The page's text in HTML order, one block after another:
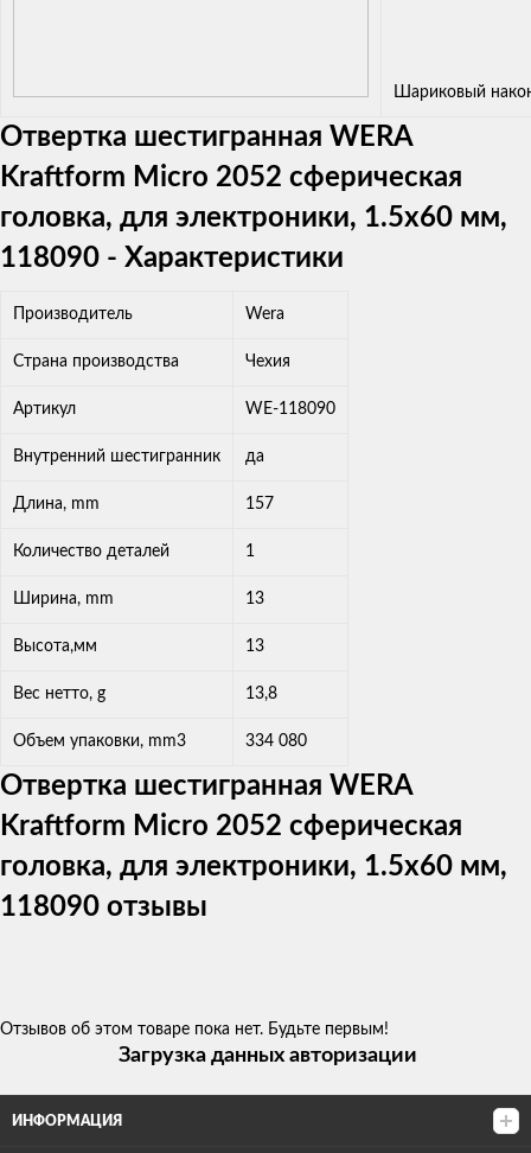
Шариковый
Отвертка шестигранная WERA
Kraftform Micro 2052 сферическая
головка, для электроники, 1.5x60 мм,
118090 - Характеристики
Производитель Wera
Страна производства Чехия
Артикул WE-118090
Внутренний шестигранник да
Длина, mm 157
Количество деталей 1
Ширина, mm 13
Высота,мм 13
Вес нетто, g 13,8
Объем упаковки, mm3 334 080
Отвертка шестигранная WERA
Kraftform Micro 2052 сферическая
головка, для электроники, 1.5x60 мм,
118090 отзывы
Отзывов об этом товаре пока нет. Будьте первым!
Загрузка данных авторизации
ИНФОРМАЦИЯ